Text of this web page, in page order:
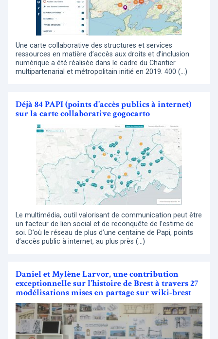
Une carte collaborative des structures et services
ressources en matière d’accès aux droits et d’inclusion
numérique a été réalisée dans le cadre du Chantier
multipartenarial et métropolitain initié en 2019. 400 (…)
Déjà 84 PAPI (points d’accès publics à internet)
sur la carte collaborative gogocarto
Le multimédia, outil valorisant de communication peut être
un facteur de lien social et de reconquête de l’estime de
soi. D’où le réseau de plus d’une centaine de Papi, points
d’accès public à internet, au plus près (…)
Daniel et Mylène Larvor, une contribution
exceptionnelle sur l’histoire de Brest à travers 27
modélisations mises en partage sur wiki-brest